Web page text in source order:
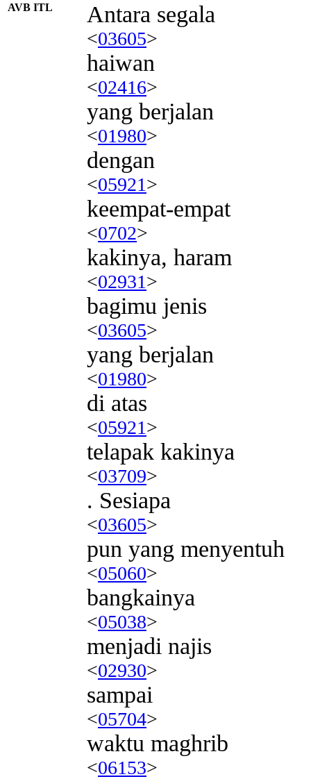
AVB ITL Antara segala
<03605>
haiwan
<02416>
yang berjalan
<01980>
dengan
<05921>
keempat-empat
<0702>
kakinya, haram
<02931>
bagimu jenis
<03605>
yang berjalan
<01980>
di atas
<05921>
telapak kakinya
<03709>
. Sesiapa
<03605>
pun yang menyentuh
<05060>
bangkainya
<05038>
menjadi najis
<02930>
sampai
<05704>
waktu maghrib
<06153>